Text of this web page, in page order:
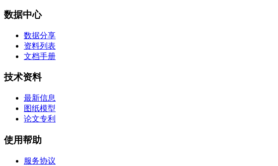
数据中心
数据分享
资料列表
文档手册
技术资料
最新信息
图纸模型
论文专利
使用帮助
服务协议